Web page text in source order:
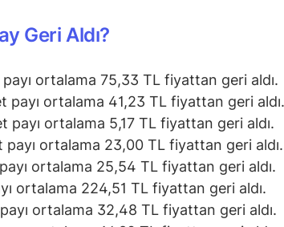
Geri Aldı?
payı ortalama 75,33 TL fiyattan geri aldı.
payı ortalama 41,23 TL fiyattan geri aldı.
payı ortalama 5,17 TL fiyattan geri aldı.
payı ortalama 23,00 TL fiyattan geri aldı.
ortalama 25,54 TL fiyattan geri aldı.
ortalama 224,51 TL fiyattan geri aldı.
ortalama 32,48 TL fiyattan geri aldı.